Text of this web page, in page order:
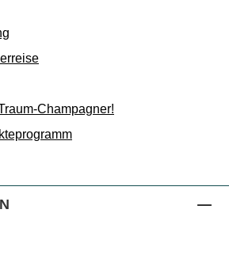
Champagner!